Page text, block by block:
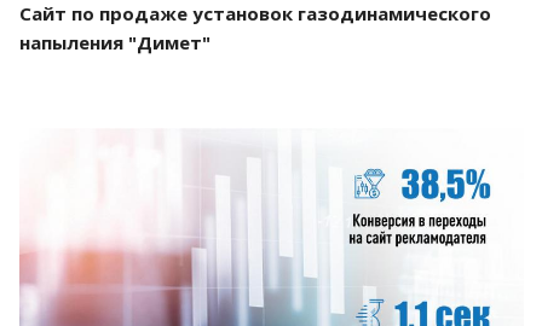
Сайт по продаже установок газодинамического
напыления "Димет"